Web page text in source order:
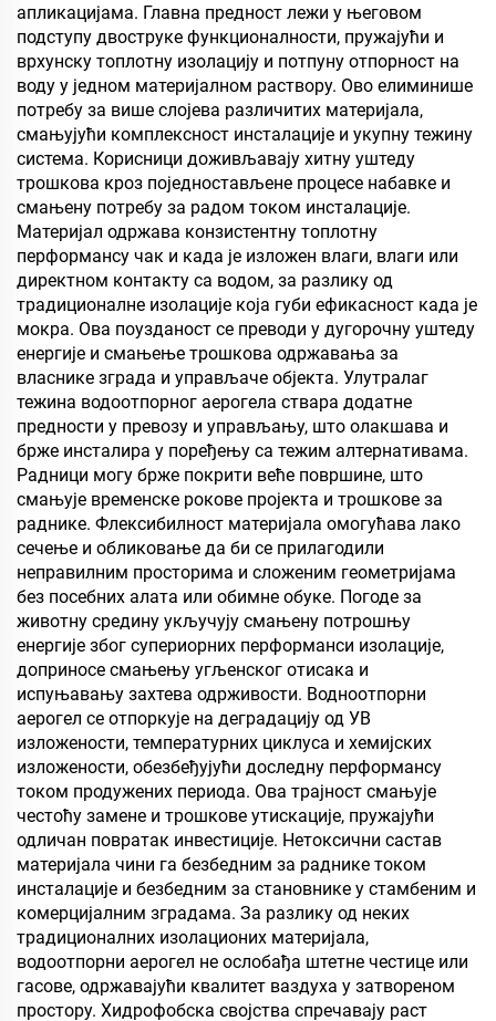
апликацијама. Главна предност лежи у његовом
подступу двоструке функционалности, пружајући и
врхунску топлотну изолацију и потпуну отпорност на
воду у једном материјалном раствору. Ово елиминише
потребу за више слојева различитих материјала,
смањујући комплексност инсталације и укупну тежину
система. Корисници доживљавају хитну уштеду
трошкова кроз поједностављене процесе набавке и
смањену потребу за радом током инсталације.
Материјал одржава конзистентну топлотну
перформансу чак и када је изложен влаги, влаги или
директном контакту са водом, за разлику од
традиционалне изолације која губи ефикасност када је
мокра. Ова поузданост се преводи у дугорочну уштеду
енергије и смањење трошкова одржавања за
власнике зграда и управљаче објекта. Улутралаг
тежина водоотпорног аерогела ствара додатне
предности у превозу и управљању, што олакшава и
брже инсталира у поређењу са тежим алтернативама.
Радници могу брже покрити веће површине, што
смањује временске рокове пројекта и трошкове за
раднике. Флексибилност материјала омогућава лако
сечење и обликовање да би се прилагодили
неправилним просторима и сложеним геометријама
без посебних алата или обимне обуке. Погоде за
животну средину укључују смањену потрошњу
енергије због супериорних перформанси изолације,
доприносе смањењу угљенског отисака и
испуњавању захтева одрживости. Водноотпорни
аерогел се отпоркује на деградацију од УВ
изложености, температурних циклуса и хемијских
изложености, обезбеђујући доследну перформансу
током продужених периода. Ова трајност смањује
честоћу замене и трошкове утискације, пружајући
одличан повратак инвестиције. Нетоксични састав
материјала чини га безбедним за раднике током
инсталације и безбедним за становнике у стамбеним и
комерцијалним зградама. За разлику од неких
традиционалних изолационих материјала,
водоотпорни аерогел не ослобађа штетне честице или
гасове, одржавајући квалитет ваздуха у затвореном
простору. Хидрофобска својства спречавају раст